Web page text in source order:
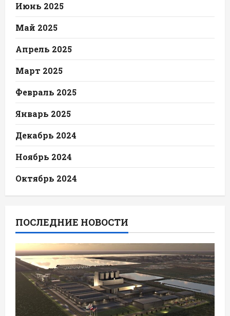
Июнь 2025
Май 2025
Апрель 2025
Март 2025
Февраль 2025
Январь 2025
Декабрь 2024
Ноябрь 2024
Октябрь 2024
ПОСЛЕДНИЕ НОВОСТИ